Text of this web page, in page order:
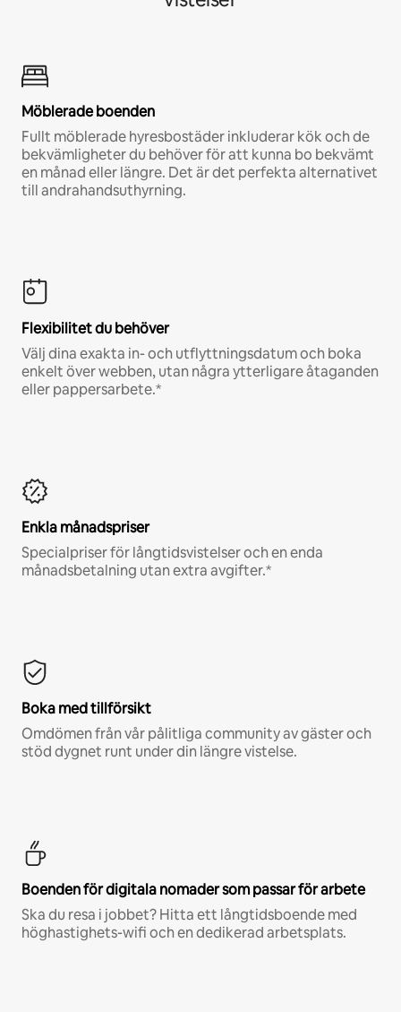
Möblerade boenden
Fullt möblerade hyresbostäder inkluderar kök och de
bekvämligheter du behöver för att kunna bo bekvämt
en månad eller längre. Det är det perfekta alternativet
till andrahandsuthyrning.
Flexibilitet du behöver
Välj dina exakta in- och utflyttningsdatum och boka
enkelt över webben, utan några ytterligare åtaganden
eller pappersarbete.*
Enkla månadspriser
Specialpriser för långtidsvistelser och en enda
månadsbetalning utan extra avgifter.*
Boka med tillförsikt
Omdömen från vår pålitliga community av gäster och
stöd dygnet runt under din längre vistelse.
Boenden för digitala nomader som passar för arbete
Ska du resa i jobbet? Hitta ett långtidsboende med
höghastighets-wifi och en dedikerad arbetsplats.